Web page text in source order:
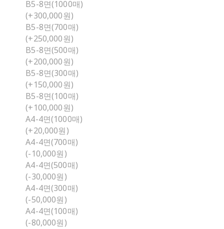
B5-8면(1000매)
(+300,000원)
B5-8면(700매)
(+250,000원)
B5-8면(500매)
(+200,000원)
B5-8면(300매)
(+150,000원)
B5-8면(100매)
(+100,000원)
A4-4면(1000매)
(+20,000원)
A4-4면(700매)
(-10,000원)
A4-4면(500매)
(-30,000원)
A4-4면(300매)
(-50,000원)
A4-4면(100매)
(-80,000원)